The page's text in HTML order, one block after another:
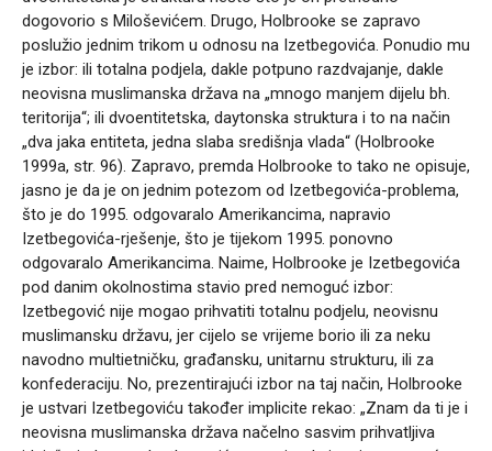
dogovorio s Miloševićem. Drugo, Holbrooke se zapravo
poslužio jednim trikom u odnosu na Izetbegovića. Ponudio mu
je izbor: ili totalna podjela, dakle potpuno razdvajanje, dakle
neovisna muslimanska država na „mnogo manjem dijelu bh.
teritorija“; ili dvoentitetska, daytonska struktura i to na način
„dva jaka entiteta, jedna slaba središnja vlada“ (Holbrooke
1999a, str. 96). Zapravo, premda Holbrooke to tako ne opisuje,
jasno je da je on jednim potezom od Izetbegovića-problema,
što je do 1995. odgovaralo Amerikancima, napravio
Izetbegovića-rješenje, što je tijekom 1995. ponovno
odgovaralo Amerikancima. Naime, Holbrooke je Izetbegovića
pod danim okolnostima stavio pred nemoguć izbor:
Izetbegović nije mogao prihvatiti totalnu podjelu, neovisnu
muslimansku državu, jer cijelo se vrijeme borio ili za neku
navodno multietničku, građansku, unitarnu strukturu, ili za
konfederaciju. No, prezentirajući izbor na taj način, Holbrooke
je ustvari Izetbegoviću također implicite rekao: „Znam da ti je i
neovisna muslimanska država načelno sasvim prihvatljiva